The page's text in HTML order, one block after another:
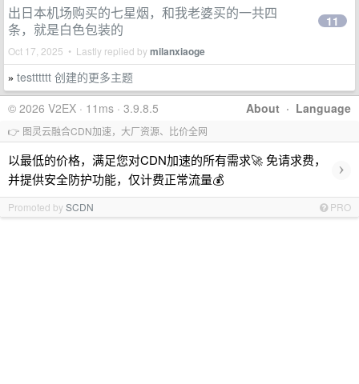
出日本机场购买的七星烟，和我老婆买的一共四
条，就是白色包装的
Oct 17, 2025 • Lastly replied bymilanxiaoge
11
» testttttt 创建的更多主题
About · Language
© 2026 V2EX · 11ms · 3.9.8.5
👉 图灵云融合CDN加速，大厂资源、比价全网
以最低的价格，满足您对CDN加速的所有需求🚀 免请求费，
并提供安全防护功能，仅计费正常流量💰
›
Promoted bySCDN PRO